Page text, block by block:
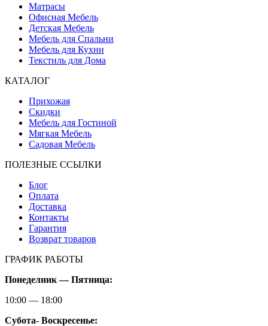
Матрасы
Офисная Мебель
Детская Мебель
Мебель для Спальни
Мебель для Кухни
Текстиль для Дома
КАТАЛОГ
Прихожая
Скидки
Мебель для Гостиной
Мягкая Мебель
Садовая Мебель
ПОЛЕЗНЫЕ ССЫЛКИ
Блог
Оплата
Доставка
Контакты
Гарантия
Возврат товаров
ГРАФИК РАБОТЫ
Понеделник — Пятница:
10:00 — 18:00
Субота- Воскресенье: